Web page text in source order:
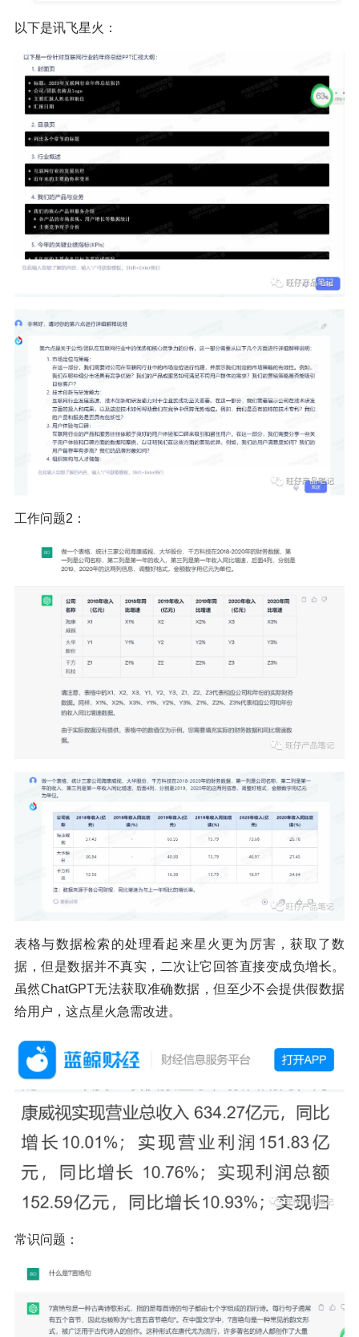
以下是讯飞星火：
工作问题2：
表格与数据检索的处理看起来星火更为厉害，获取了数
据，但是数据并不真实，二次让它回答直接变成负增长。
虽然ChatGPT无法获取准确数据，但至少不会提供假数据
给用户，这点星火急需改进。
常识问题：